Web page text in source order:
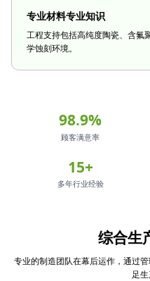
专业材料专业知识
工程支持包括高纯度陶瓷、含氟
学蚀刻环境。
98.9%
顾客满意率
15+
多年行业经验
综合生
专业的制造团队在幕后运作，通过
足生